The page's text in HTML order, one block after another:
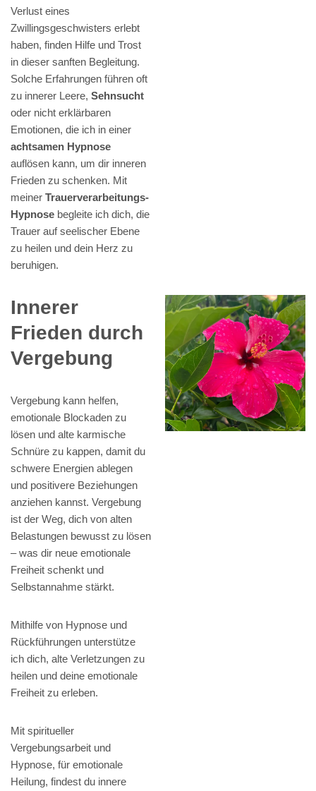
Verlust eines
Zwillingsgeschwisters erlebt
haben, finden Hilfe und Trost
in dieser sanften Begleitung.
Solche Erfahrungen führen oft
zu innerer Leere, Sehnsucht
oder nicht erklärbaren
Emotionen, die ich in einer
achtsamen Hypnose
auflösen kann, um dir inneren
Frieden zu schenken. Mit
meiner Trauerverarbeitungs-
Hypnose begleite ich dich, die
Trauer auf seelischer Ebene
zu heilen und dein Herz zu
beruhigen.
Innerer
Frieden durch
Vergebung
Vergebung kann helfen,
emotionale Blockaden zu
lösen und alte karmische
Schnüre zu kappen, damit du
schwere Energien ablegen
und positivere Beziehungen
anziehen kannst. Vergebung
ist der Weg, dich von alten
Belastungen bewusst zu lösen
– was dir neue emotionale
Freiheit schenkt und
Selbstannahme stärkt.
Mithilfe von Hypnose und
Rückführungen unterstütze
ich dich, alte Verletzungen zu
heilen und deine emotionale
Freiheit zu erleben.
Mit spiritueller
Vergebungsarbeit und
Hypnose, für emotionale
Heilung, findest du innere